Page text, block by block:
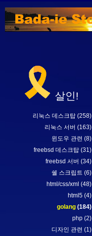
살인!
리눅스 데스크탑 (258)
리눅스 서버 (163)
윈도우 관련 (8)
freebsd 데스크탑 (31)
freebsd 서버 (34)
쉘 스크립트 (6)
html/css/xml (48)
html5 (4)
golang (184)
php (2)
디자인 관련 (1)